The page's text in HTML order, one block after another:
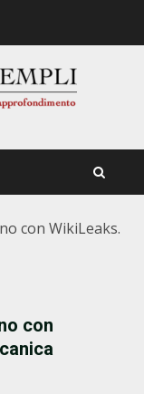
con WikiLeaks.
con